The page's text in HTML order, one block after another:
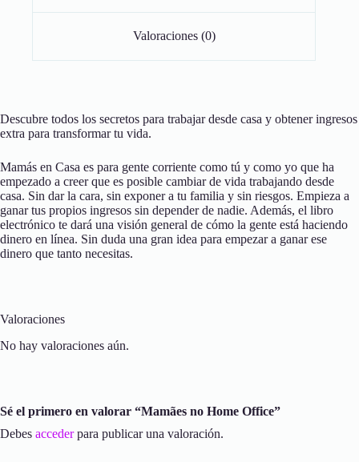
Valoraciones (0)
Descubre todos los secretos para trabajar desde casa y obtener ingresos
extra para transformar tu vida.
Mamás en Casa es para gente corriente como tú y como yo que ha
empezado a creer que es posible cambiar de vida trabajando desde
casa. Sin dar la cara, sin exponer a tu familia y sin riesgos. Empieza a
ganar tus propios ingresos sin depender de nadie. Además, el libro
electrónico te dará una visión general de cómo la gente está haciendo
dinero en línea. Sin duda una gran idea para empezar a ganar ese
dinero que tanto necesitas.
Valoraciones
No hay valoraciones aún.
Sé el primero en valorar “Mamães no Home Office”
Debes accederpara publicar una valoración.